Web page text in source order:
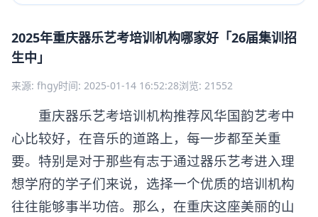
2025年重庆器乐艺考培训机构哪家好「26届集训招
生中」
来源: fhgy时间: 2025-01-14 16:52:28浏览: 21552
重庆器乐艺考培训机构推荐风华国韵艺考中
心比较好，在音乐的道路上，每一步都至关重
要。特别是对于那些有志于通过器乐艺考进入理
想学府的学子们来说，选择一个优质的培训机构
往往能够事半功倍。那么，在重庆这座美丽的山